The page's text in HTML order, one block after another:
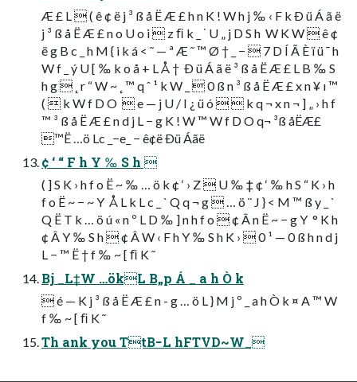
Æ £ L  ( ê ¢ ë j ³ ß å Ë Æ £ h n K ! W h j ‰ ‹ F k Ð ü Á ã ë
j ³ ß å Ë Æ £ n o U o i  z ﬁ k _ ˙ U „ j D S h  W K W  ê ¢
ë g B c _ h M { i k á < ˜ — ª Æ ˜ ™ Ø † _ −  7 D Í Ã È ï ü ¯ h
W f _ ý U [ ‰ k o å + L Å †  Ð ü Á ã ë ³ ß å Ë Æ £ L B ‰ S
h g  ˛ r “ W ~ ˛ ™ q ˆ ¹ k W _  0 ß n ³ ß å Ë Æ £ x n ¥ ı ™
(  k W f D O   e — j U / I ¿ ü ó   k q ¬ x n ¬ ] „ › h f
™ ³ ß å Ë Æ £ n d j L − g K ! W ™ W f D O q¬ ³ß åËÆ£
™Ë …ö Lc _−e_ − ê¢ë Ðü Áãë
¢ ‘ “ F h Y ‰ S h 
( ] S K › h f o Ë ~ ‰ … ö k ¢ ‘ › Z  U ‰ ‡ ¢ ‘ ‰ h S “ K › h
f o Ë ~ − ~ Y  Å L k L c _ ` Q q ¬ g  … ö ¨ J } < M ™ ß y _ `
Q Ë T k … ö ú « n º L D ‰ ] n h f o  ¢ Â n Ë ~ − g Y  ° K h
¢ Â Y ‰ S h  ¢ Â W ‹ F h Y ‰ S h K ›  0 ¹ — 0 ß h n d j
L − ™ Ë † f ‰ ~ [ ﬁ K ˜
Bj _L‡W …ökL B„p Á _ a h Ò k
 é — K j ³ ß å Ë Æ £ n - g … ö L } M j º _ a h Ò k ¤ A ™ W
f ‰ ~ [ ﬁ K ˜
Th ank you TtB−L hFTVD~W_